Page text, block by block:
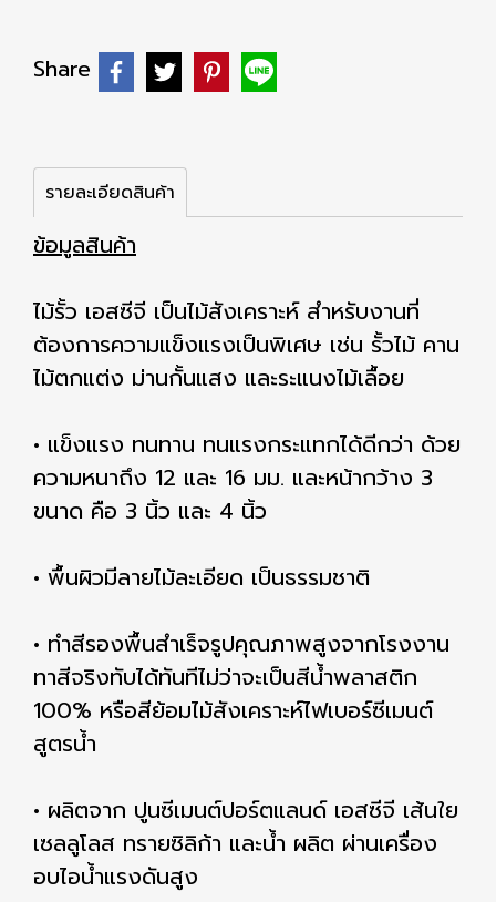
Share
รายละเอียดสินค้า
ข้อมูลสินค้า
ไม้รั้ว เอสซีจี เป็นไม้สังเคราะห์ สำหรับงานที่
ต้องการความแข็งแรงเป็นพิเศษ เช่น รั้วไม้ คาน
ไม้ตกแต่ง ม่านกั้นแสง และระแนงไม้เลื้อย
• แข็งแรง ทนทาน ทนแรงกระแทกได้ดีกว่า ด้วย
ความหนาถึง 12 และ 16 มม. และหน้ากว้าง 3
ขนาด คือ 3 นิ้ว และ 4 นิ้ว
• พื้นผิวมีลายไม้ละเอียด เป็นธรรมชาติ
• ทำสีรองพื้นสำเร็จรูปคุณภาพสูงจากโรงงาน
ทาสีจริงทับได้ทันทีไม่ว่าจะเป็นสีน้ำพลาสติก
100% หรือสีย้อมไม้สังเคราะห์ไฟเบอร์ซีเมนต์
สูตรน้ำ
• ผลิตจาก ปูนซีเมนต์ปอร์ตแลนด์ เอสซีจี เส้นใย
เซลลูโลส ทรายซิลิก้า และน้ำ ผลิต ผ่านเครื่อง
อบไอน้ำแรงดันสูง